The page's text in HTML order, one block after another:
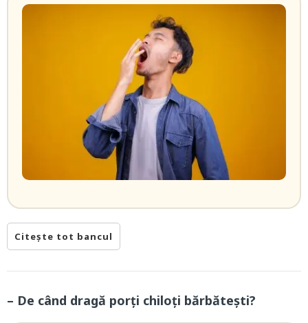
Citește tot bancul
– De când dragă porți chiloți bărbătești?